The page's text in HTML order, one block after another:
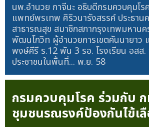
นพ.อำนวย กาจีนะ อธิบดีกรมควบคุมโ
แพทย์พรเทพ ศิริวนารังสรรค์ ประธาน
สาธารณสุข สมาชิกสภากรุงเทพมหาน
พัฒนโกวิท ผู้อำนวยการเขตคันนายาว
พงษ์คีรี ร.12 พัน 3 รอ. โรงเรียน อสส.
ประชาชนในพื้นที่... พ.ย. 58
กรมควบคุมโรค ร่วมกับ
ชุมชนรณรงค์ป้องกันไข้เ